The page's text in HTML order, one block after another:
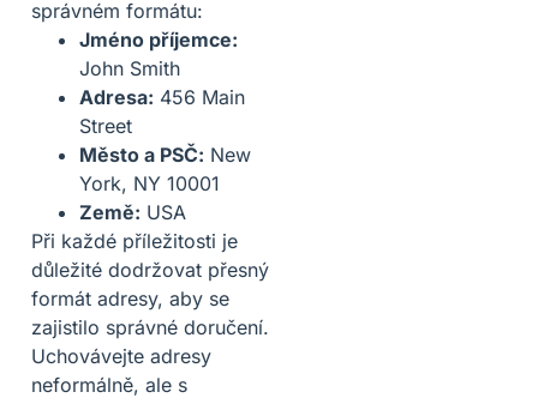
správném formátu:
Jméno příjemce:
John Smith
Adresa: 456 Main
Street
Město a PSČ: New
York, NY 10001
Země: USA
Při každé příležitosti je
důležité dodržovat přesný
formát adresy, aby se
zajistilo správné doručení.
Uchovávejte adresy
neformálně, ale s